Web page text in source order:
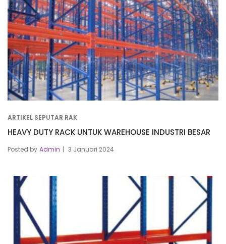
ARTIKEL SEPUTAR RAK
HEAVY DUTY RACK UNTUK WAREHOUSE INDUSTRI BESAR
Posted by Admin 3 Januari 2024